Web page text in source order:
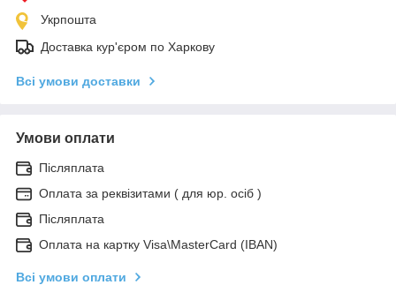
Укрпошта
Доставка кур'єром по Харкову
Всі умови доставки
Умови оплати
Післяплата
Оплата за реквізитами ( для юр. осіб )
Післяплата
Оплата на картку Visa\MasterCard (IBAN)
Всі умови оплати